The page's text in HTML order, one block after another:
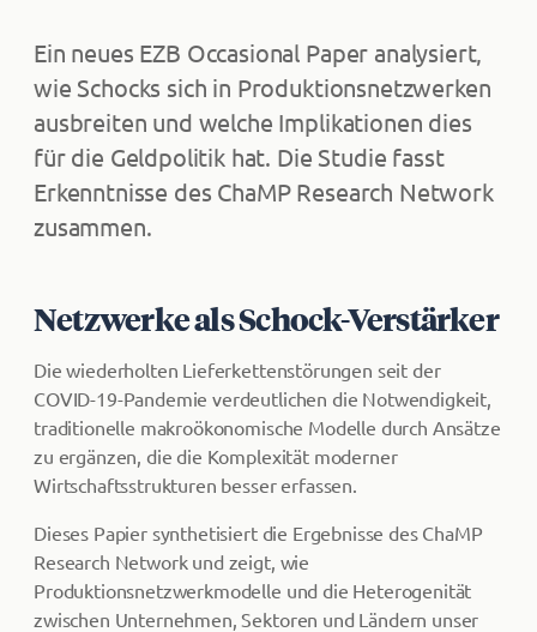
Ein neues EZB Occasional Paper analysiert,
wie Schocks sich in Produktionsnetzwerken
ausbreiten und welche Implikationen dies
für die Geldpolitik hat. Die Studie fasst
Erkenntnisse des ChaMP Research Network
zusammen.
Netzwerke als Schock-Verstärker
Die wiederholten Lieferkettenstörungen seit der
COVID-19-Pandemie verdeutlichen die Notwendigkeit,
traditionelle makroökonomische Modelle durch Ansätze
zu ergänzen, die die Komplexität moderner
Wirtschaftsstrukturen besser erfassen.
Dieses Papier synthetisiert die Ergebnisse des ChaMP
Research Network und zeigt, wie
Produktionsnetzwerkmodelle und die Heterogenität
zwischen Unternehmen, Sektoren und Ländern unser